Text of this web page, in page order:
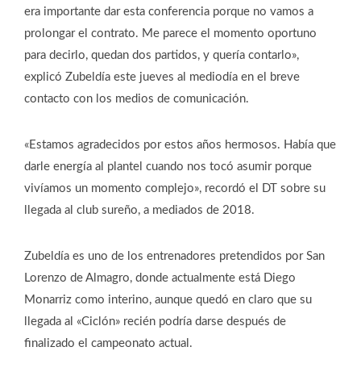
era importante dar esta conferencia porque no vamos a
prolongar el contrato. Me parece el momento oportuno
para decirlo, quedan dos partidos, y quería contarlo»,
explicó Zubeldía este jueves al mediodía en el breve
contacto con los medios de comunicación.
«Estamos agradecidos por estos años hermosos. Había que
darle energía al plantel cuando nos tocó asumir porque
vivíamos un momento complejo», recordó el DT sobre su
llegada al club sureño, a mediados de 2018.
Zubeldía es uno de los entrenadores pretendidos por San
Lorenzo de Almagro, donde actualmente está Diego
Monarriz como interino, aunque quedó en claro que su
llegada al «Ciclón» recién podría darse después de
finalizado el campeonato actual.